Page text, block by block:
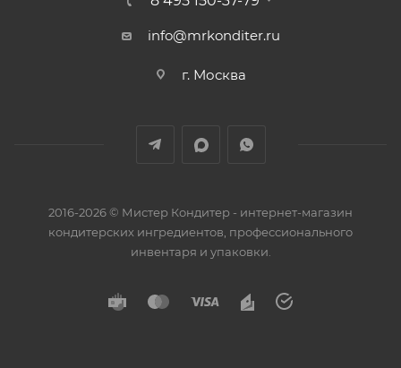
info@mrkonditer.ru
г. Москва
2016-2026 © Мистер Кондитер - интернет-магазин
кондитерских ингредиентов, профессионального
инвентаря и упаковки.